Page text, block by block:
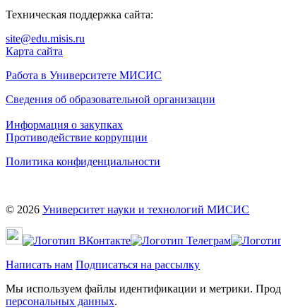
Техническая поддержка сайта:
site@edu.misis.ru
Карта сайта
Работа в Университете МИСИС
Сведения об образовательной организации
Информация о закупках
Противодействие коррупции
Политика конфиденциальности
© 2026 Университет науки и технологий МИСИС
Написать нам Подписаться на рассылку
Мы используем файлы идентификации и метрики.
персональных данных.